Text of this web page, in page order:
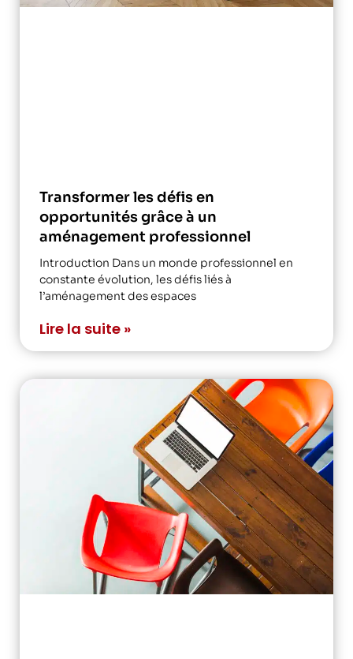
Transformer les défis en
opportunités grâce à un
aménagement professionnel
Introduction Dans un monde professionnel en
constante évolution, les défis liés à
l’aménagement des espaces
Lire la suite »